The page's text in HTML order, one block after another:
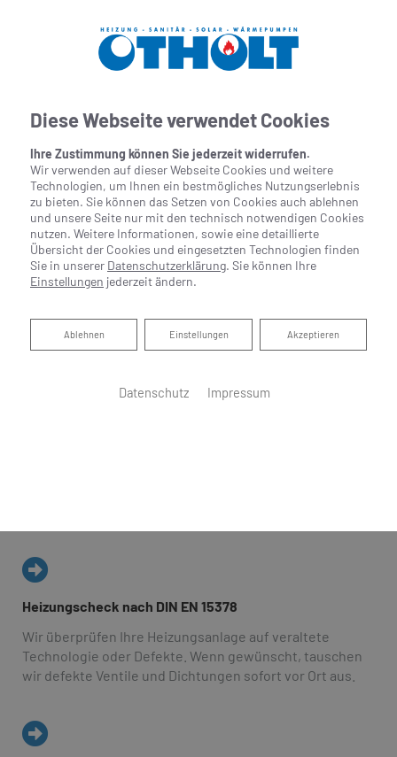
Heizungscheck
Heizungscheck nach DIN EN 15378
Wir überprüfen Ihre Heizungsanlage auf veraltete
Technologie oder Defekte. Wenn gewünscht, tauschen
wir defekte Ventile und Dichtungen sofort vor Ort aus.
Diese Webseite verwendet Cookies
Ihre Zustimmung können Sie jederzeit widerrufen.
Wir verwenden auf dieser Webseite Cookies und weitere
Technologien, um Ihnen ein bestmögliches Nutzungserlebnis
zu bieten. Sie können das Setzen von Cookies auch ablehnen
und unsere Seite nur mit den technisch notwendigen Cookies
nutzen. Weitere Informationen, sowie eine detaillierte
Übersicht der Cookies und eingesetzten Technologien finden
Sie in unserer Datenschutzerklärung. Sie können Ihre
Einstellungen jederzeit ändern.
Akzeptieren
Einstellungen
Ablehnen
Ablehnen
Datenschutz Impressum